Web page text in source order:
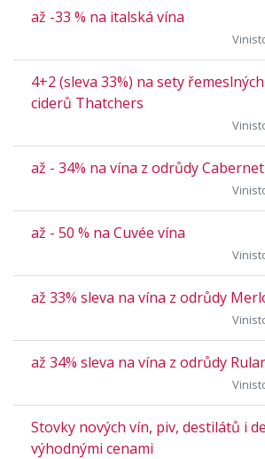
až -33 % na italská vína
4+2 (sleva 33%) na sety
ciderů Thatchers
až - 34% na vína z odrůdy
až - 50 % na Cuvée vína
až 33% sleva na vína z odrůdy
až 34% sleva na vína z odrůdy
Stovky nových vín, piv, destilátů i
výhodnými cenami